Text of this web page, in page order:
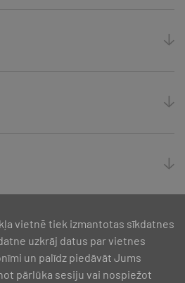
vietnē tiek izmantotas sīkdatnes
uzkrāj datus par vietnes
un palīdz piedāvāt Jums
pārlūka sesiju vai nospiežot